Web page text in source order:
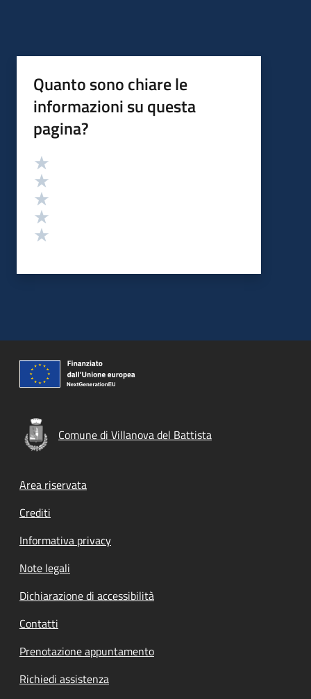
Quanto sono chiare le
informazioni su questa
pagina?
Valutazione
Comune di Villanova del Battista
Footer menu
Area riservata
Crediti
Informativa privacy
Note legali
Dichiarazione di accessibilità
Contatti
Prenotazione appuntamento
Richiedi assistenza